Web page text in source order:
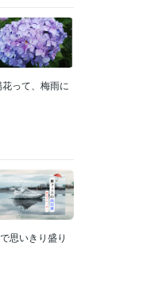
って、梅雨に
思いきり盛り